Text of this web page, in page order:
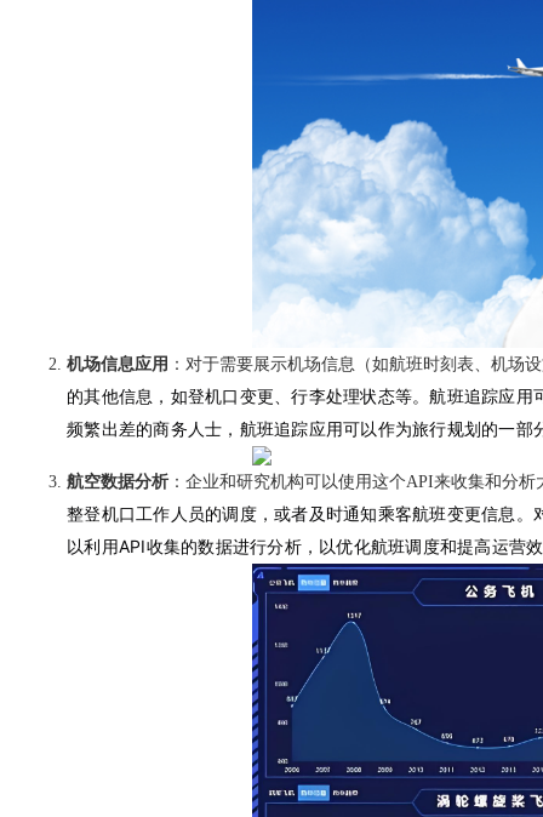
机场信息应用 ：对于需要展示机场信息（如航班时刻表、机场
的其他信息，如登机口变更、行李处理状态等。航班追踪应用
频繁出差的商务人士，航班追踪应用可以作为旅行规划的一部
航空数据分析 ：企业和研究机构可以使用这个API来收集和分
整登机口工作人员的调度，或者及时通知乘客航班变更信息。
以利用API收集的数据进行分析，以优化航班调度和提高运营